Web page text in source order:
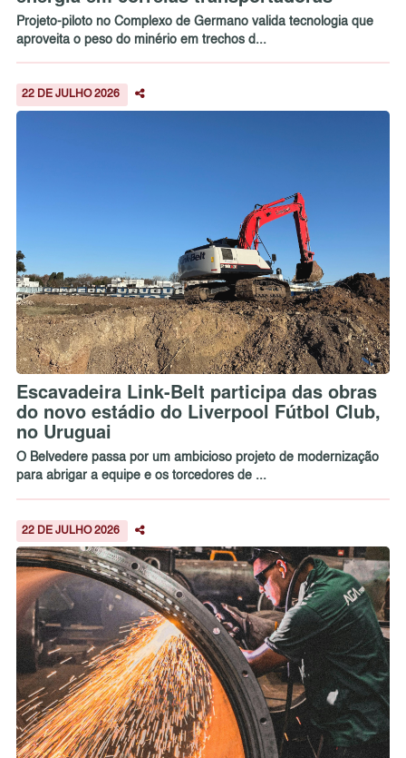
Projeto-piloto no Complexo de Germano valida tecnologia que
aproveita o peso do minério em trechos d...
22 DE JULHO 2026
Escavadeira Link-Belt participa das obras
do novo estádio do Liverpool Fútbol Club,
no Uruguai
O Belvedere passa por um ambicioso projeto de modernização
para abrigar a equipe e os torcedores de ...
22 DE JULHO 2026